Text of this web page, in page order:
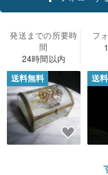
発送までの所要時
間
24時間以内
フ
送料無料 送